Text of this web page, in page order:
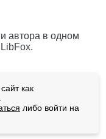
автора в одном
как
либо войти на